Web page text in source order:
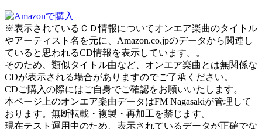
※表示されているＣＤ情報についてオンエア楽曲のタイトル
やアーティスト名を元に、Amazon.co.jpのデータから関連し
ていると思われるCD情報を表示しています。。
そのため、類似タイトル曲など、オンエア楽曲とは無関係な
CDが表示される場合がありますのでご了承ください。
CDご購入の際にはご自身でご確認をお願いいたします。
本ページ上のオンエア楽曲データはFM Nagasakiが管理して
おります。無断転載・複製・再加工を禁じます。
現在テスト運用中のため、表示されているデータが正確でな